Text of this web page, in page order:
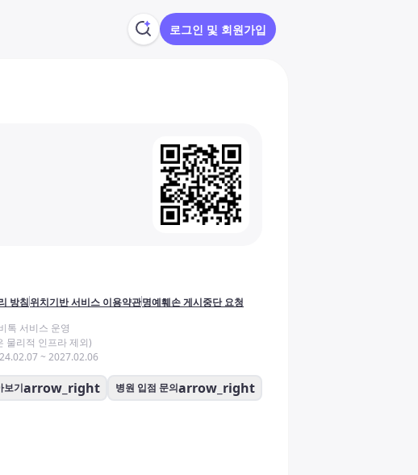
로그인 및 회원가입
방침위치기반 서비스 이용약관명예훼손 게시중단 요청
톡 서비스 운영
물리적 인프라 제외)
~ 2027.02.06
보기arrow_right 병원 입점 문의arrow_right